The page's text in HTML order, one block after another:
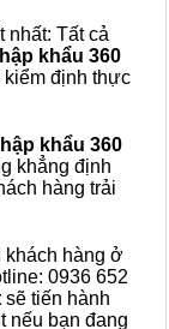
nhất: Tất cả
khẩu 360
định thực
khẩu 360
khẳng định
hàng trải
khách hàng ở
0936 652
sẽ tiến hành
nếu bạn đang